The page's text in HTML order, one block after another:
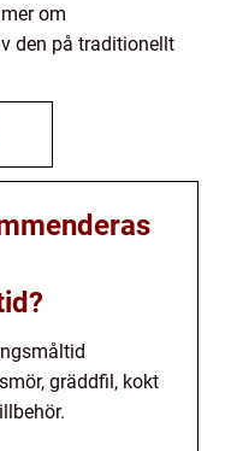
om
den på traditionellt
gräddfil, kokt